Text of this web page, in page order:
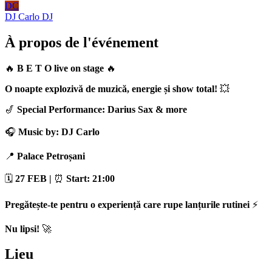
DC
DJ Carlo DJ
À propos de l'événement
🔥 B E T O live on stage 🔥
O noapte explozivă de muzică, energie și show total! 💥
🎷 Special Performance: Darius Sax & more
🎧 Music by: DJ Carlo
📍 Palace Petroșani
🗓 27 FEB | ⏰ Start: 21:00
Pregătește-te pentru o experiență care rupe lanțurile rutinei ⚡
Nu lipsi! 🚀
Lieu